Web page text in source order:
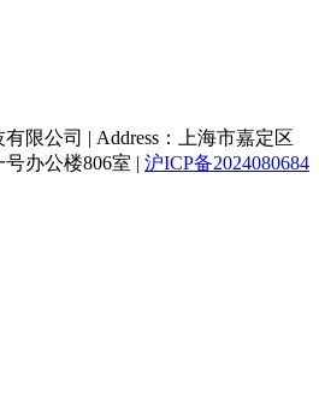
限公司 | Address：上海市嘉定区
办公楼806室 | 沪ICP备2024080684